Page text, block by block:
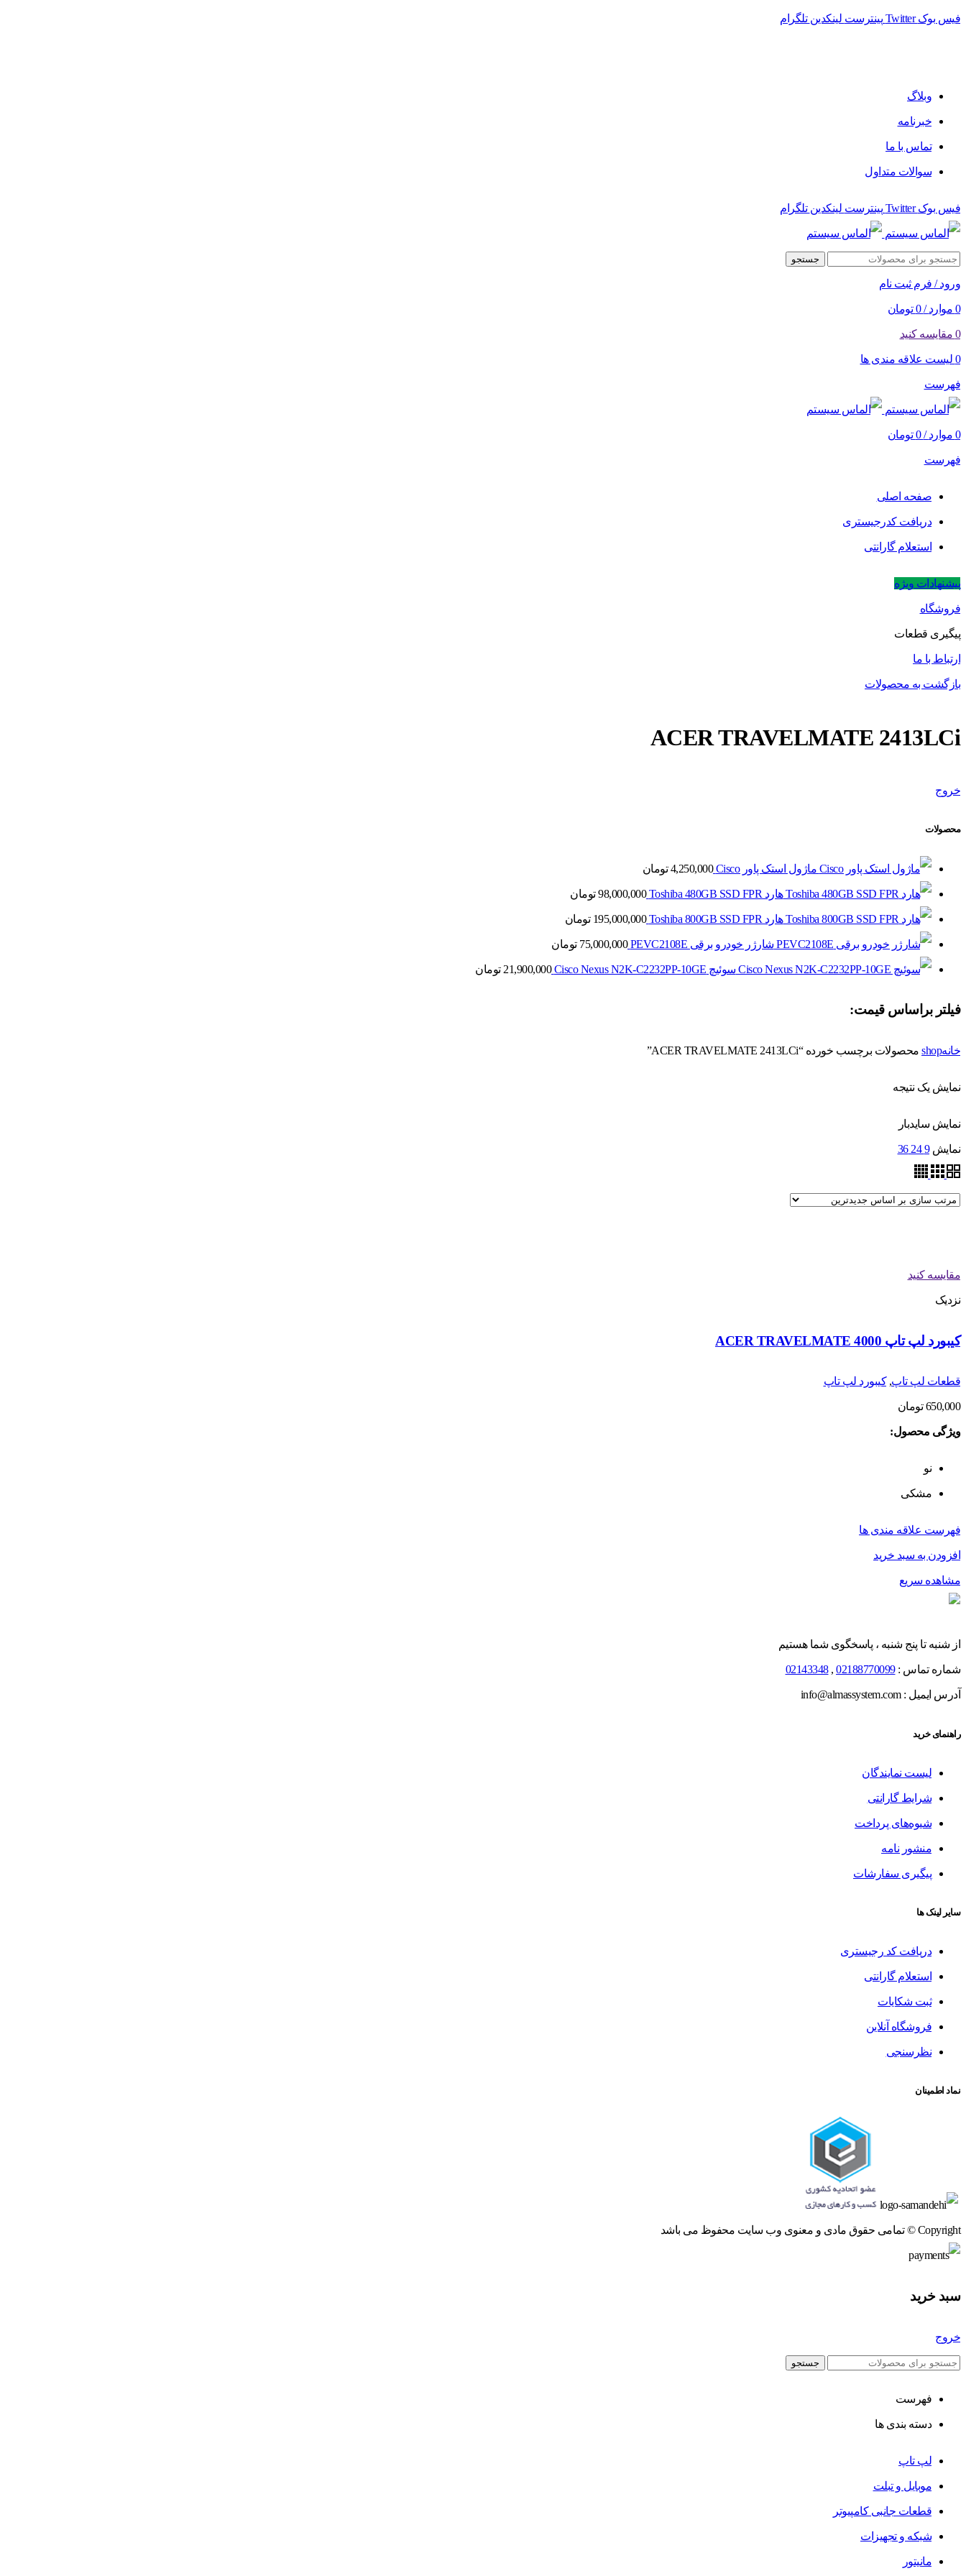
فیس بوک Twitter پینترست لینکدین تلگرام
وبلاگ
خبرنامه
تماس با ما
سوالات متداول
فیس بوک Twitter پینترست لینکدین تلگرام
جستجو
ورود / فرم ثبت نام
0 موارد /
0 تومان
0 مقایسه کنید
0 لیست علاقه مندی ها
فهرست
0 موارد /
0 تومان
فهرست
صفحه اصلی
دریافت کدرجیستری
استعلام گارانتی
پیشنهادات ویژه
فروشگاه
پیگیری قطعات
ارتباط با ما
بازگشت به محصولات
ACER TRAVELMATE 2413LCi
خروج
محصولات
ماژول استک پاور Cisco 4,250,000 تومان
هارد Toshiba 480GB SSD FPR 98,000,000 تومان
هارد Toshiba 800GB SSD FPR 195,000,000 تومان
شارژر خودرو برقی PEVC2108E 75,000,000 تومان
سوئیچ Cisco Nexus N2K-C2232PP-10GE 21,900,000 تومان
فیلتر براساس قیمت:
خانهshop محصولات برچسب خورده “ACER TRAVELMATE 2413LCi”
نمایش یک نتیجه
نمایش سایدبار
نمایش 9
24
36
مقایسه کنید
نزدیک
کیبورد لپ تاپ ACER TRAVELMATE 4000
قطعات لپ تاپ,کیبورد لپ تاپ
650,000 تومان
ویژگی محصول:
نو
مشکی
فهرست علاقه مندی ها
افزودن به سبد خرید
مشاهده سریع
از شنبه تا پنج شنبه ، پاسخگوی شما هستیم
شماره تماس :02188770099
,
02143348
آدرس ایمیل : info@almassystem.com
راهنمای خرید
لیست نمایندگان
شرایط گارانتی
شیوه‌های پرداخت
منشور نامه
پیگیری سفارشات
سایر لینک ها
دریافت کد رجیستری
استعلام گارانتی
ثبت شکایات
فروشگاه آنلاین
نظرسنجی
نماد اطمینان
Copyright © تمامی حقوق مادی و معنوی وب سایت محفوظ می باشد
سبد خرید
خروج
جستجو
فهرست
دسته بندی ها
لپ تاپ
موبایل و تبلت
قطعات جانبی کامپیوتر
شبکه و تجهیزات
مانیتور